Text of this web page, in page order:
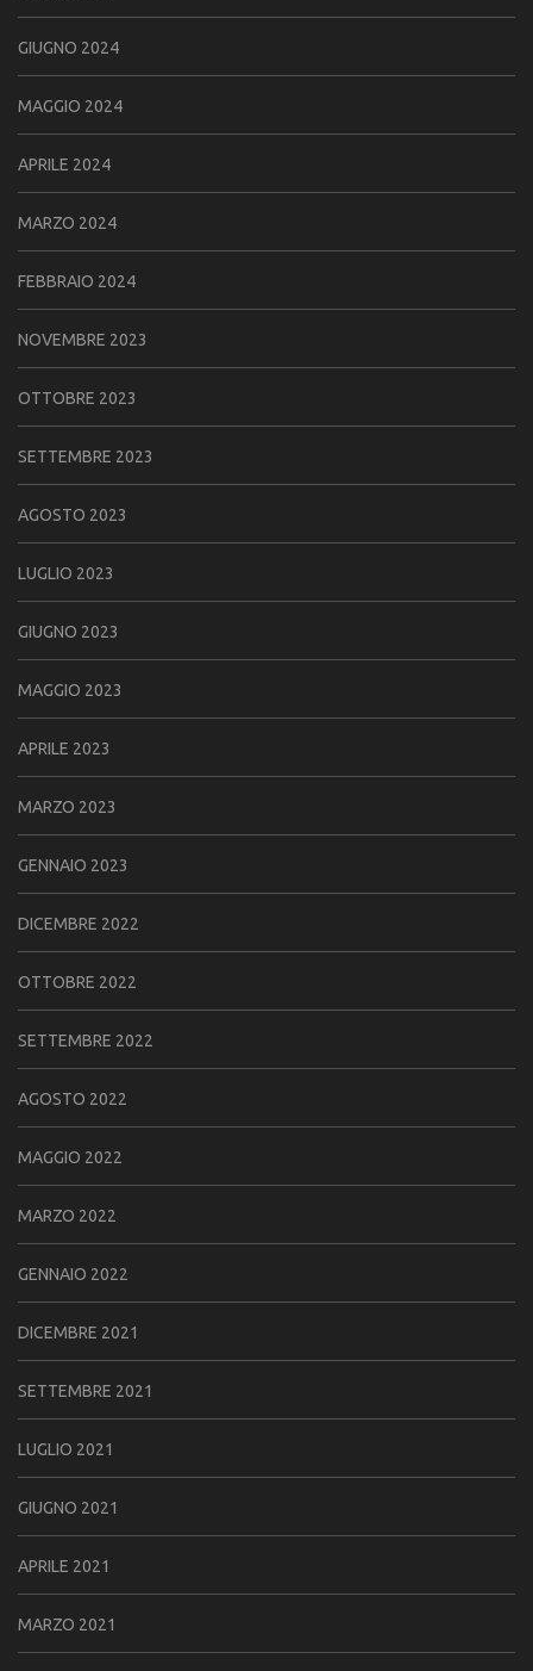
GIUGNO 2024
MAGGIO 2024
APRILE 2024
MARZO 2024
FEBBRAIO 2024
NOVEMBRE 2023
OTTOBRE 2023
SETTEMBRE 2023
AGOSTO 2023
LUGLIO 2023
GIUGNO 2023
MAGGIO 2023
APRILE 2023
MARZO 2023
GENNAIO 2023
DICEMBRE 2022
OTTOBRE 2022
SETTEMBRE 2022
AGOSTO 2022
MAGGIO 2022
MARZO 2022
GENNAIO 2022
DICEMBRE 2021
SETTEMBRE 2021
LUGLIO 2021
GIUGNO 2021
APRILE 2021
MARZO 2021